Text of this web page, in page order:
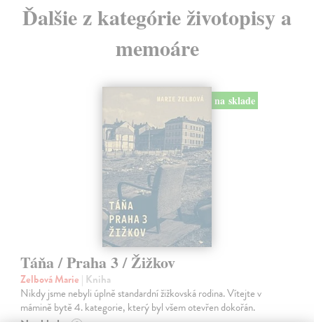
Ďalšie z kategórie životopisy a
memoáre
na sklade
Táňa / Praha 3 / Žižkov
Zelbová Marie | Kniha
Nikdy jsme nebyli úplně standardní žižkovská rodina. Vítejte v
mámině bytě 4. kategorie, který byl všem otevřen dokořán.